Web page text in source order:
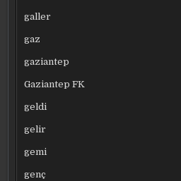
galler
gaz
gaziantep
Gaziantep FK
geldi
gelir
gemi
genç